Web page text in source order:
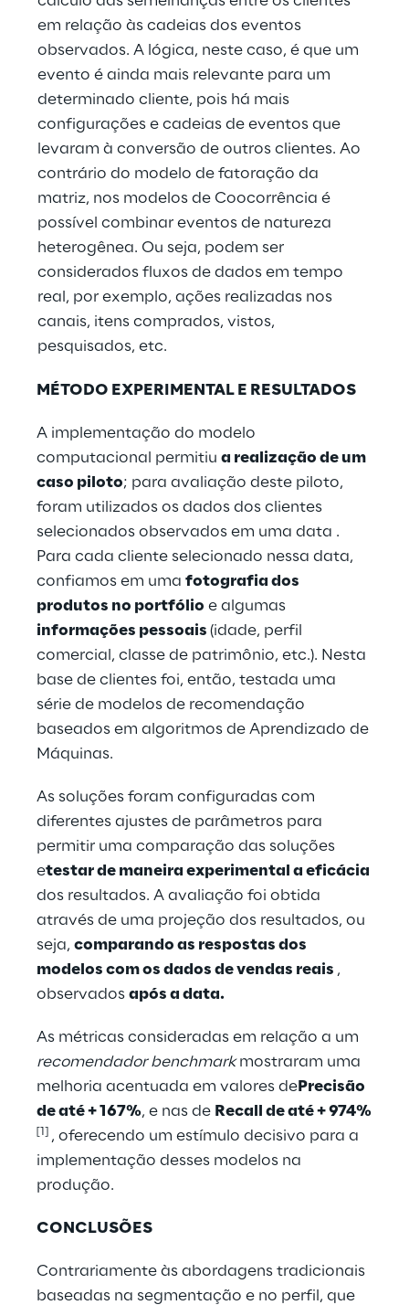
em relação às cadeias dos eventos
observados. A lógica, neste caso, é que um
evento é ainda mais relevante para um
determinado cliente, pois há mais
configurações e cadeias de eventos que
levaram à conversão de outros clientes. Ao
contrário do modelo de fatoração da
matriz, nos modelos de Coocorrência é
possível combinar eventos de natureza
heterogênea. Ou seja, podem ser
considerados fluxos de dados em tempo
real, por exemplo, ações realizadas nos
canais, itens comprados, vistos,
pesquisados, etc.
MÉTODO EXPERIMENTAL E RESULTADOS
A implementação do modelo
computacional permitiu a realização de um
caso piloto; para avaliação deste piloto,
foram utilizados os dados dos clientes
selecionados observados em uma data .
Para cada cliente selecionado nessa data,
confiamos em uma fotografia dos
produtos no portfólio e algumas
informações pessoais (idade, perfil
comercial, classe de patrimônio, etc.). Nesta
base de clientes foi, então, testada uma
série de modelos de recomendação
baseados em algoritmos de Aprendizado de
Máquinas.
As soluções foram configuradas com
diferentes ajustes de parâmetros para
permitir uma comparação das soluções
etestar de maneira experimental a eficácia
dos resultados. A avaliação foi obtida
através de uma projeção dos resultados, ou
seja, comparando as respostas dos
modelos com os dados de vendas reais ,
observados após a data.
As métricas consideradas em relação a um
recomendador benchmarkmostraram uma
melhoria acentuada em valores de Precisão
de até + 167%, e nas de Recall de até + 974%
[1] , oferecendo um estímulo decisivo para a
implementação desses modelos na
produção.
CONCLUSÕES
Contrariamente às abordagens tradicionais
baseadas na segmentação e no perfil, que